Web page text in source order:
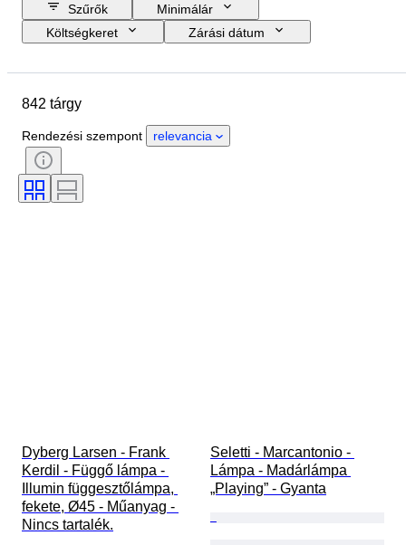
Szűrők
Minimálár
Költségkeret
Zárási dátum
Country of origin
Időszak
Aláírás
Szín
Eladta
Alkotó
842 tárgy
Rendezési szempont relevancia
Dyberg Larsen - Frank
Kerdil - Függő lámpa -
Illumin függesztőlámpa,
fekete, Ø45 - Műanyag -
Nincs tartalék.
Seletti - Marcantonio -
Lámpa - Madárlámpa
„Playing” - Gyanta